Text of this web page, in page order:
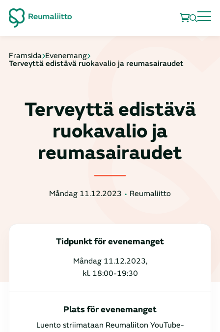
Framsida Evenemang
Terveyttä edistävä ruokavalio ja reumasairaudet
Terveyttä edistävä
ruokavalio ja
reumasairaudet
Måndag 11.12.2023 Reumaliitto
Tidpunkt för evenemanget
Måndag 11.12.2023,
kl. 18:00-19:30
Plats för evenemanget
Luento striimataan Reumaliiton YouTube-